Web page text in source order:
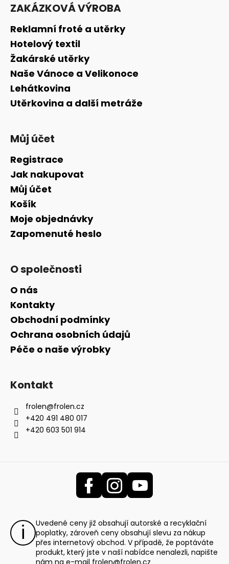
ZAKÁZKOVÁ VÝROBA
Reklamní froté a utěrky
Hotelový textil
Žakárské utěrky
Naše Vánoce a Velikonoce
Lehátkovina
Utěrkovina a další metráže
Můj účet
Registrace
Jak nakupovat
Můj účet
Košík
Moje objednávky
Zapomenuté heslo
O společnosti
O nás
Kontakty
Obchodní podmínky
Ochrana osobních údajů
Péče o naše výrobky
Kontakt
frolen@frolen.cz
+420 491 480 017
+420 603 501 914
Uvedené ceny již obsahují autorské a recyklační
poplatky, zároveň ceny obsahují slevu za nákup
přes internetový obchod. V případě, že poptáváte
produkt, který jste v naší nabídce nenalezli, napište
nám na e-mail frolen@frolen.cz